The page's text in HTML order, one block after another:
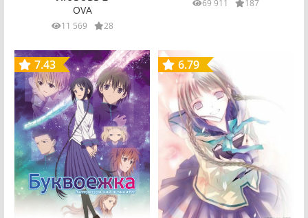
OVA
11 569 28
69 911 187
7.43 6.79